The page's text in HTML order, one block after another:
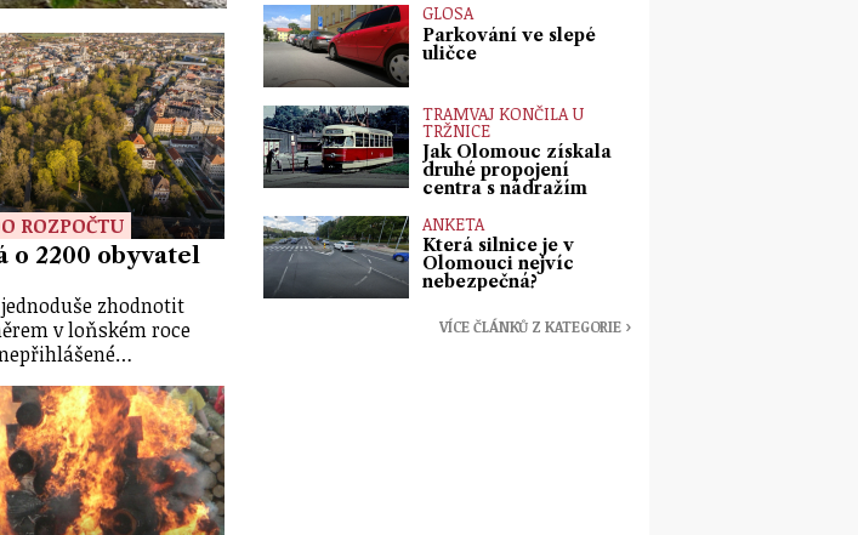
ROZPOČTU
o 2200 obyvatel
zhodnotit
v loňském roce
GLOSA
Parkování ve slepé
uličce
TRAMVAJ KONČILA U
TRŽNICE
Jak Olomouc získala
druhé propojení
centra s nádražím
ANKETA
Která silnice je v
Olomouci nejvíc
nebezpečná?
VÍCE ČLÁNKŮ Z KATEGORIE ›